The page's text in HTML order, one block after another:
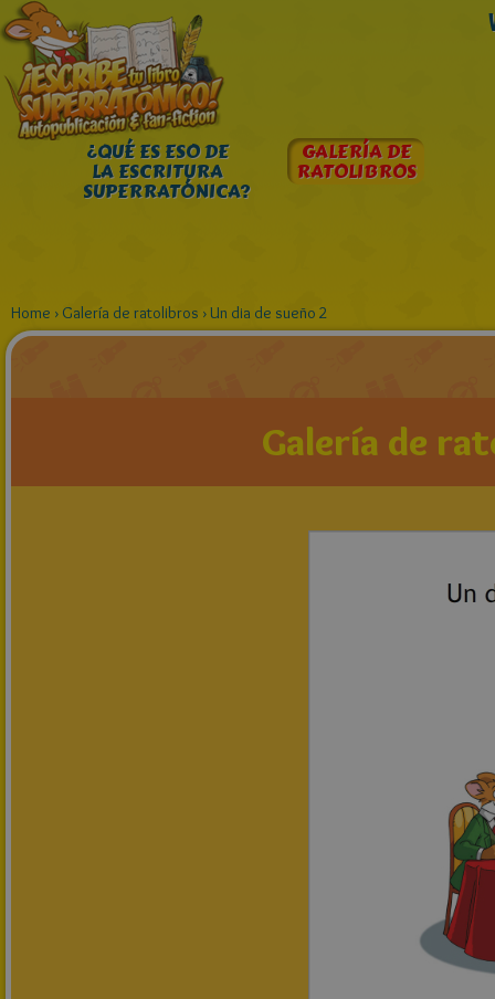
¿QUÉ ES ESO DE
LA ESCRITURA
SUPERRATÓNICA?
GALERÍA DE
RATOLIBROS
Home › Galería de ratolibros ›Un dia de sueño 2
Galería de